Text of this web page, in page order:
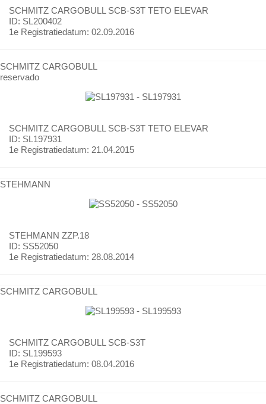
SCHMITZ CARGOBULL SCB-S3T TETO ELEVAR
ID: SL200402
1e Registratiedatum: 02.09.2016
SCHMITZ CARGOBULL
reservado
SCHMITZ CARGOBULL SCB-S3T TETO ELEVAR
ID: SL197931
1e Registratiedatum: 21.04.2015
STEHMANN
STEHMANN ZZP.18
ID: SS52050
1e Registratiedatum: 28.08.2014
SCHMITZ CARGOBULL
SCHMITZ CARGOBULL SCB-S3T
ID: SL199593
1e Registratiedatum: 08.04.2016
SCHMITZ CARGOBULL